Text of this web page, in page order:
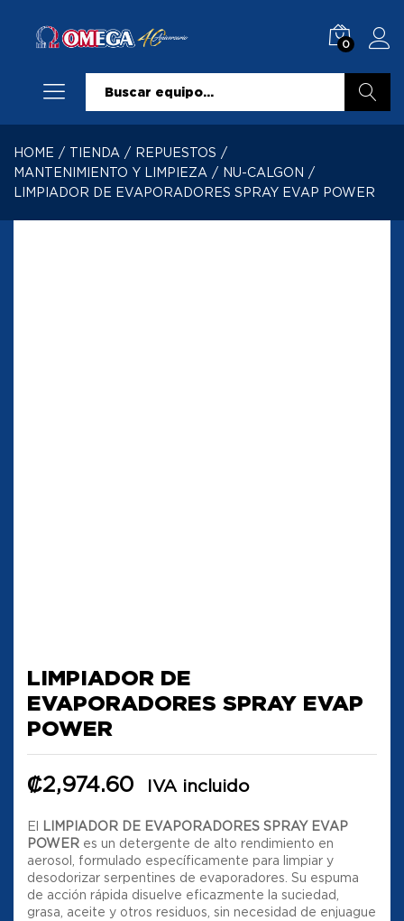
0
HOME / TIENDA / REPUESTOS /
MANTENIMIENTO Y LIMPIEZA / NU-CALGON /
LIMPIADOR DE EVAPORADORES SPRAY EVAP POWER
LIMPIADOR DE
EVAPORADORES SPRAY EVAP
POWER
₡2,974.60 IVA incluido
El
LIMPIADOR DE EVAPORADORES SPRAY EVAP
POWER es un detergente de alto rendimiento en
aerosol, formulado específicamente para limpiar y
desodorizar serpentines de evaporadores. Su espuma
de acción rápida disuelve eficazmente la suciedad,
grasa, aceite y otros residuos, sin necesidad de enjuague